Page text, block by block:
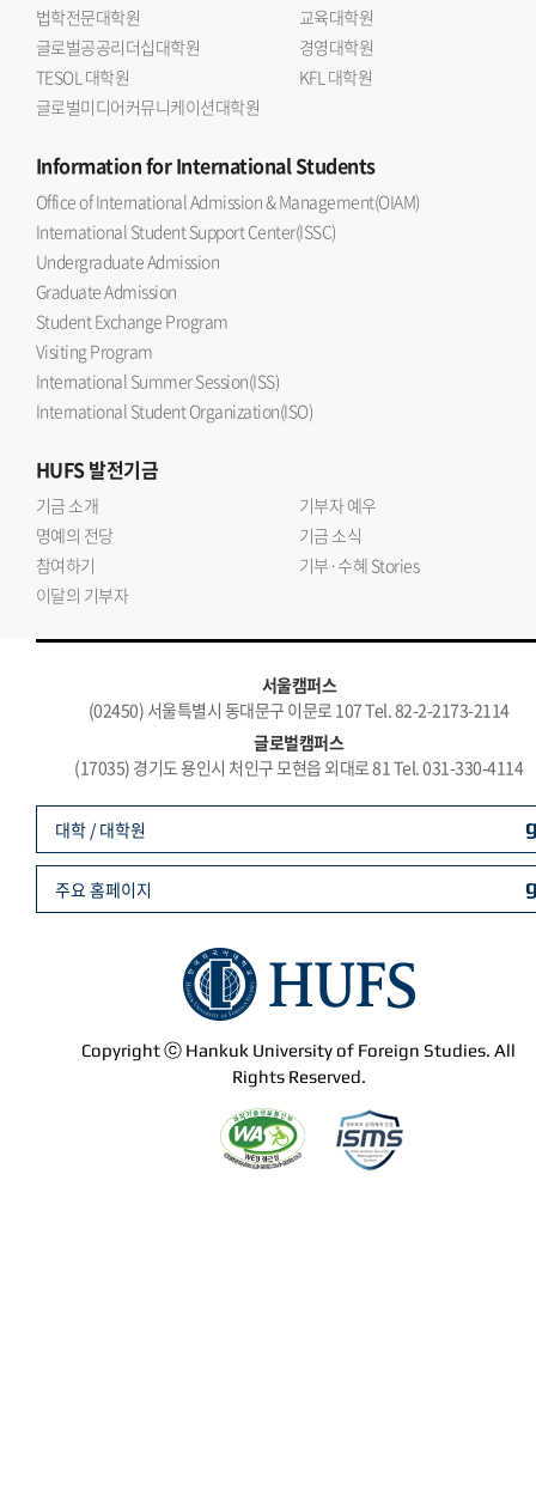
법학전문대학원
교육대학원
글로벌공공리더십대학원
경영대학원
TESOL 대학원
KFL 대학원
글로벌미디어커뮤니케이션대학원
Informationfor International Students
Office of International Admission & Management(OIAM)
International Student Support Center(ISSC)
Undergraduate Admission
Graduate Admission
Student Exchange Program
Visiting Program
International Summer Session(ISS)
International Student Organization(ISO)
HUFS발전기금
기금 소개
기부자 예우
명예의 전당
기금 소식
참여하기
기부·수혜 Stories
이달의 기부자
서울캠퍼스
(02450) 서울특별시 동대문구 이문로 107 Tel. 82-2-2173-2114
글로벌캠퍼스
(17035) 경기도 용인시 처인구 모현읍 외대로 81 Tel. 031-330-4114
Copyright ⓒ Hankuk University of Foreign Studies. All
Rights Reserved.
대학 / 대학원
주요 홈페이지